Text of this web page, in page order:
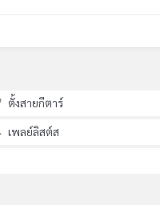
ตั้งสายกีตาร์
เพลย์ลิสต์ส